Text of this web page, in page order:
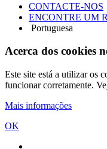
CONTACTE-NOS
ENCONTRE UM
Portuguesa
Acerca dos cookies
Este site está a utilizar os
funcionar corretamente.
Mais informações
OK